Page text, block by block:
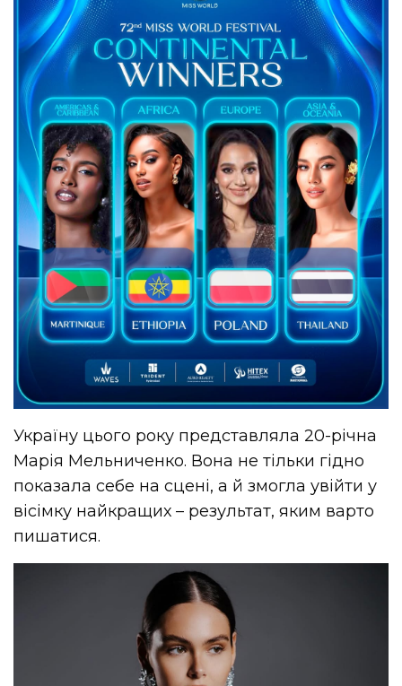
Україну цього року представляла 20-річна
Марія Мельниченко. Вона не тільки гідно
показала себе на сцені, а й змогла увійти у
вісімку найкращих – результат, яким варто
пишатися.